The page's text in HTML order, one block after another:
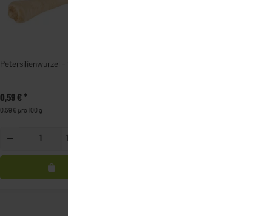
Petersilienwurzel - fränkisch
0,59 €*
0,59 € pro 100 g
100g